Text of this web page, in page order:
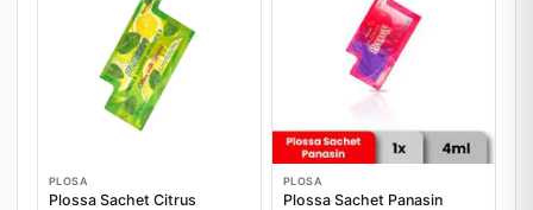
PLOSA
Plossa Sachet Citrus
PLOSA
Plossa Sachet Panasin